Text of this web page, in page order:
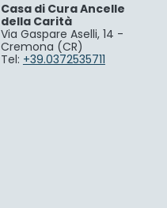
Casa di Cura Ancelle
della Carità
Via Gaspare Aselli, 14 -
Cremona (CR)
Tel: +39.0372535711